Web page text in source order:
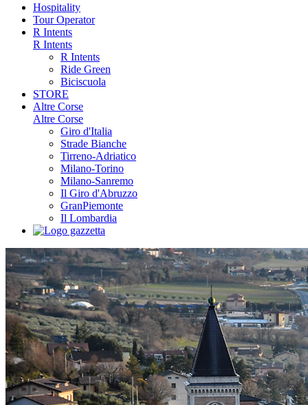
Hospitality
Tour Operator
R Intents
R Intents
R Intents
Ride Green
Biciscuola
STORE
Altre Corse
Altre Corse
Giro d'Italia
Strade Bianche
Tirreno-Adriatico
Milano-Torino
Milano-Sanremo
Il Giro d'Abruzzo
GranPiemonte
Il Lombardia